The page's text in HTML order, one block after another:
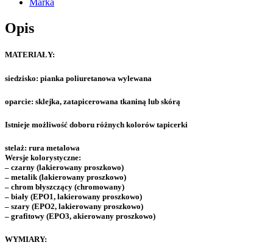
Marka
Opis
MATERIAŁY:
siedzisko: pianka poliuretanowa wylewana
oparcie: sklejka, zatapicerowana tkaniną lub skórą
Istnieje możliwość doboru różnych kolorów tapicerki
stelaż: rura metalowa
Wersje kolorystyczne:
– czarny (lakierowany proszkowo)
– metalik (lakierowany proszkowo)
– chrom błyszczący (chromowany)
– biały (EPO1, lakierowany proszkowo)
– szary (EPO2, lakierowany proszkowo)
– grafitowy (EPO3, akierowany proszkowo)
WYMIARY: